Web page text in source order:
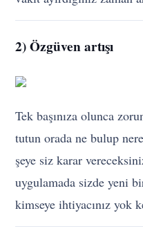
2) Özgüven artışı
Tek başınıza olunca
tutun orada ne bulup
şeye siz karar
uygulamada sizde yeni
kimseye ihtiyacınız yok